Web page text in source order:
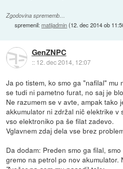
Zgodovina sprememb…
spremenil:matijadmin(12. dec 2014 ob
GenZNPC
:: 12. dec 2014, 12:07
Ja po tistem, ko smo ga "nafilal" mu
se tudi ni pametno furat, no saj je
Ne razumem se v avte, ampak tako
akkumulator ni zdržal nič elektrike
vso elektroniko pa še filat zadevo.
Vglavnem zdaj dela vse brez
Da dodam: Preden smo ga filal,
gremo na petrol po nov akumulator.